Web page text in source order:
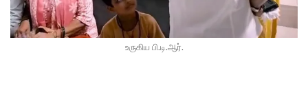
உருகிய பி.டி.ஆர்.